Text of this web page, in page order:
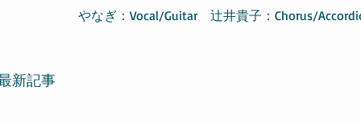
やなぎ：Vocal/Guitar　辻井貴子：Chorus/
新記事